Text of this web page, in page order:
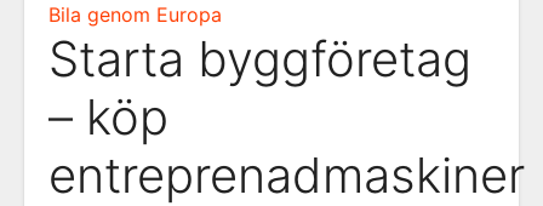
Bila genom Europa
Starta byggföretag
– köp
entreprenadmaskiner